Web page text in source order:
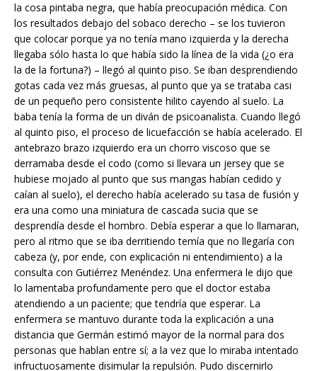
la cosa pintaba negra, que había preocupación médica. Con
los resultados debajo del sobaco derecho – se los tuvieron
que colocar porque ya no tenía mano izquierda y la derecha
llegaba sólo hasta lo que había sido la línea de la vida (¿o era
la de la fortuna?) – llegó al quinto piso. Se iban desprendiendo
gotas cada vez más gruesas, al punto que ya se trataba casi
de un pequeño pero consistente hilito cayendo al suelo. La
baba tenía la forma de un diván de psicoanalista. Cuando llegó
al quinto piso, el proceso de licuefacción se había acelerado. El
antebrazo brazo izquierdo era un chorro viscoso que se
derramaba desde el codo (como si llevara un jersey que se
hubiese mojado al punto que sus mangas habían cedido y
caían al suelo), el derecho había acelerado su tasa de fusión y
era una como una miniatura de cascada sucia que se
desprendía desde el hombro. Debía esperar a que lo llamaran,
pero al ritmo que se iba derritiendo temía que no llegaría con
cabeza (y, por ende, con explicación ni entendimiento) a la
consulta con Gutiérrez Menéndez. Una enfermera le dijo que
lo lamentaba profundamente pero que el doctor estaba
atendiendo a un paciente; que tendría que esperar. La
enfermera se mantuvo durante toda la explicación a una
distancia que Germán estimó mayor de la normal para dos
personas que hablan entre sí; a la vez que lo miraba intentado
infructuosamente disimular la repulsión. Pudo discernirlo